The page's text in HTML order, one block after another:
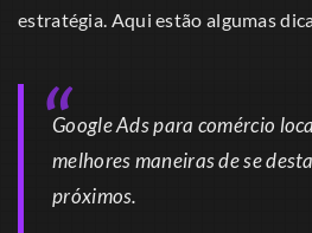
estratégia. Aqui estão algumas
Google Ads para comércio
melhores maneiras de se
próximos.